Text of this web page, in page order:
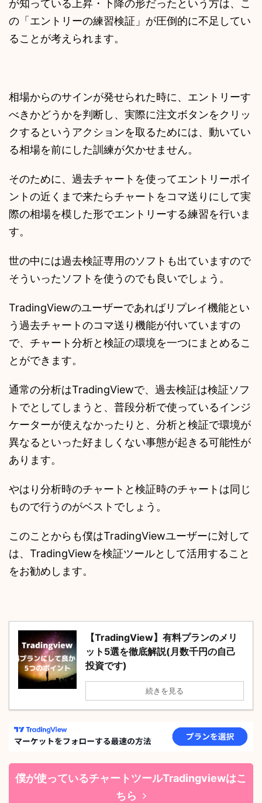
が知っている上昇・下降の形だったという方は、こ
の「エントリーの練習検証」が圧倒的に不足してい
ることが考えられます。
相場からのサインが発せられた時に、エントリーす
べきかどうかを判断し、実際に注文ボタンをクリッ
クするというアクションを取るためには、動いてい
る相場を前にした訓練が欠かせません。
そのために、過去チャートを使ってエントリーポイ
ントの近くまで来たらチャートをコマ送りにして実
際の相場を模した形でエントリーする練習を行いま
す。
世の中には過去検証専用のソフトも出ていますので
そういったソフトを使うのでも良いでしょう。
TradingViewのユーザーであればリプレイ機能とい
う過去チャートのコマ送り機能が付いていますの
で、チャート分析と検証の環境を一つにまとめるこ
とができます。
通常の分析はTradingViewで、過去検証は検証ソフ
トでとしてしまうと、普段分析で使っているインジ
ケーターが使えなかったりと、分析と検証で環境が
異なるといった好ましくない事態が起きる可能性が
あります。
やはり分析時のチャートと検証時のチャートは同じ
もので行うのがベストでしょう。
このことからも僕はTradingViewユーザーに対して
は、TradingViewを検証ツールとして活用すること
をお勧めします。
【TradingView】有料プランのメリ
ット5選を徹底解説(月数千円の自己
投資です)
続きを見る
僕が使っているチャートツールTradingviewはこ
ちら